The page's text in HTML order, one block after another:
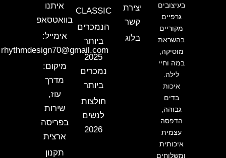
בעיצובים
גרפיים
מקוריים
בהשראת
מוסיקה,
במה וחיי
לילה.
איכות
בדים
גבוהה,
הדפסה
עצמית
איכותית
ומשלוחים
יצירת
קשר
בלוג
CLASSIC
הנמכרים
ביותר
2025
נמכרים
ביותר
חולצות
לנשים
2026
איתנו
בוואטסאפ
אימייל:
rhythmdesign70@gmail.com
מיקום:
מדרך
עוז,
שירות
בפריסה
ארצית
תקנון